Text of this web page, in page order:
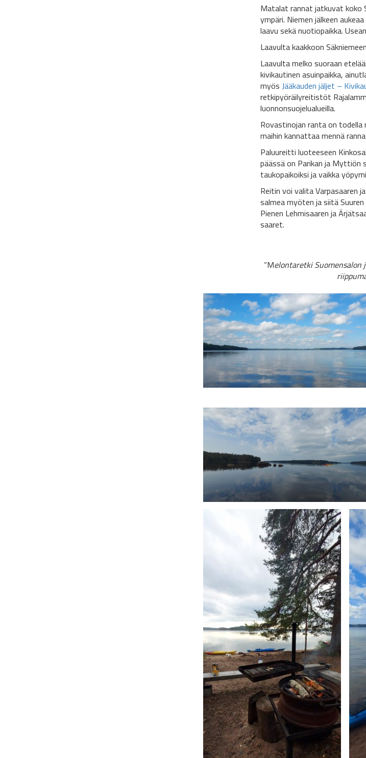
Matalat rannat jatkuvat koko
ympäri. Niemen jälkeen
laavu sekä nuotiopaikka.
Laavulta kaakkoon
Laavulta melko suoraan
kivikautinen asuinpaikka,
myösJääkauden jäljet –
retkipyöräilyreitistöt
luonnonsuojelualueilla.
Rovastinojan ranta on
maihin kannattaa mennä
Paluureitti luoteeseen
päässä on Parikan ja Myttiön
taukopaikoiksi ja vaikka
Reitin voi valita Varpasaaren
salmea myöten ja siitä
Pienen Lehmisaaren ja
saaret.
”Melontaretki Suomensalon